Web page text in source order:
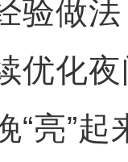
验做
优化
“亮”